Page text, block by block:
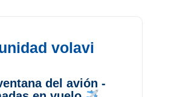
volavi
del avión -